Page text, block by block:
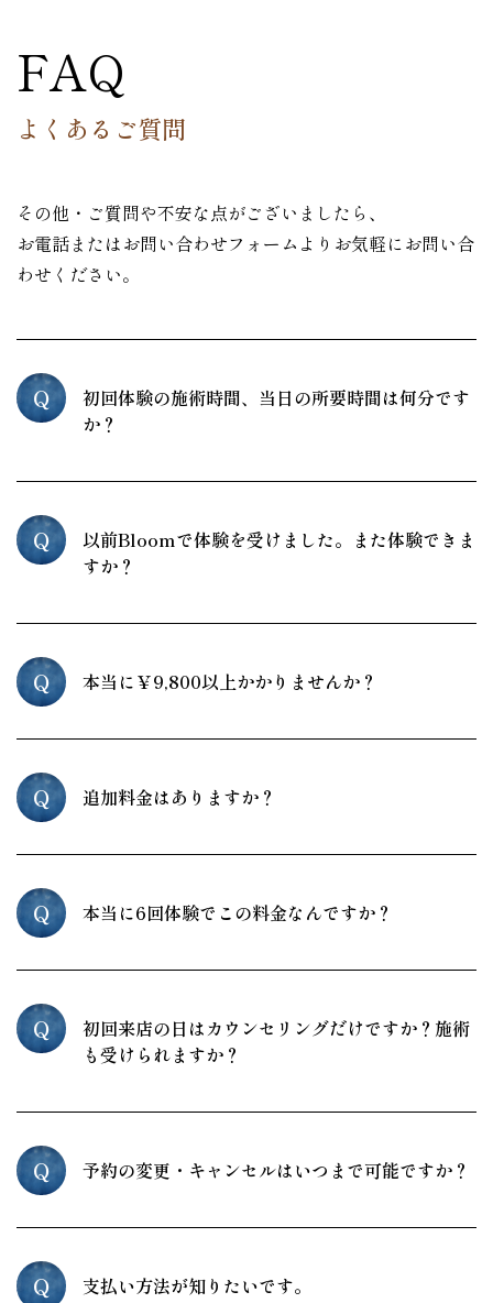
FAQ
よくあるご質問
その他・ご質問や不安な点がございましたら、
お電話またはお問い合わせフォームよりお気軽にお問い合
わせください。
Q
初回体験の施術時間、当日の所要時間は何分です
か？
Q
以前Bloomで体験を受けました。また体験できま
すか？
Q 本当に￥9,800以上かかりませんか？
Q 追加料金はありますか？
Q 本当に6回体験でこの料金なんですか？
Q
初回来店の日はカウンセリングだけですか？施術
も受けられますか？
Q 予約の変更・キャンセルはいつまで可能ですか？
Q 支払い方法が知りたいです。